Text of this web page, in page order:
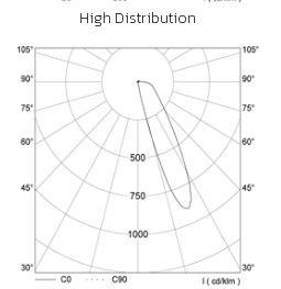
High Distribution